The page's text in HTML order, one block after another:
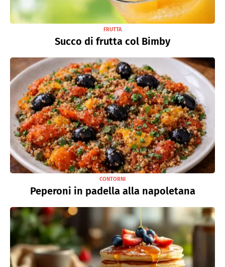
FRUTTA
Succo di frutta col Bimby
CONTORNI
Peperoni in padella alla napoletana